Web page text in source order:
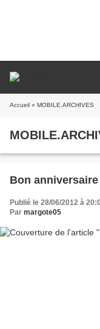
Accueil » MOBILE.ARCHIVES
Bon
Publié le 28/06/2012 à
Par margote05